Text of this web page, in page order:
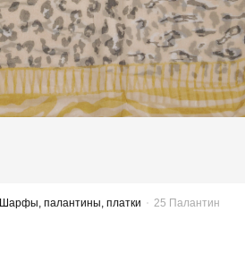
Шарфы, палантины, платки 25 Палантин